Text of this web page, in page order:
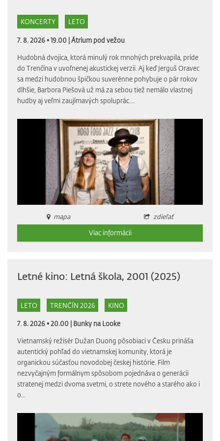
KONCERTY LETO
7. 8. 2026 • 19.00 |Átrium pod vežou
Hudobná dvojica, ktorá minulý rok mnohých prekvapila, príde
do Trenčína v uvoľnenej akustickej verzii. Aj keď Jerguš Oravec
sa medzi hudobnou špičkou suverénne pohybuje o pár rokov
dlhšie, Barbora Piešová už má za sebou tiež nemálo vlastnej
hudby aj veľmi zaujímavých spoluprác....
mapa
zdieľať
Viac informácii
Letné kino: Letná škola, 2001 (2025)
LETO TRENČÍN 2026 KINO
7. 8. 2026 • 20.00 | Bunky na Looke
Vietnamský režisér Dužan Duong pôsobiaci v Česku prináša
autentický pohľad do vietnamskej komunity, ktorá je
organickou súčasťou novodobej českej histórie. Film
nezvyčajným formálnym spôsobom pojednáva o generácii
stratenej medzi dvoma svetmi, o strete nového a starého ako i
o...